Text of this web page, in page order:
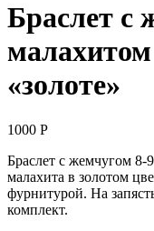
Браслет с
«золоте»
1000 Р
Браслет с жемчугом 8-
малахита в золотом
фурнитурой. На
комплект.